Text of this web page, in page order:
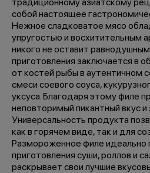
собой настоящее
Нежное сладковатое мясо
упругостью и восхитительным
никого не оставит
приготовления заключается в
от костей рыбы в аутентичном
смеси соевого соуса,
уксуса. Благодаря этому филе
неповторимый пикантный вкус
Универсальность продукта
как в горячем виде, так и для
Размороженное филе идеально
приготовления суши, роллов и
раскрывает свои лучшие